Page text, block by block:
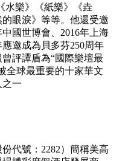
水樂》《紙樂》《垚
眼淚》等等。他還受邀
國世博會、2016年上海
邀成為貝多芬250周年
評譚盾為“國際樂壇最
全球最重要的十家華文
一
代號：2282）簡稱美高